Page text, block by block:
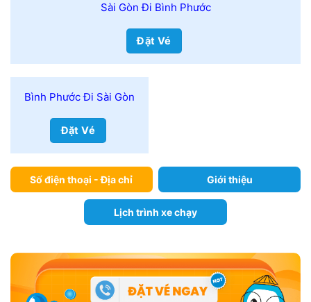
Sài Gòn Đi Bình Phước
Đặt Vé
Bình Phước Đi Sài Gòn
Đặt Vé
Số điện thoại - Địa chỉ Giới thiệu
Lịch trình xe chạy